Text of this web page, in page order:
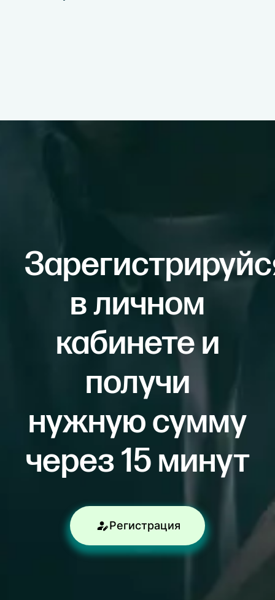
в личном
кабинете и
получи
нужную сумму
через 15 минут
Регистрация